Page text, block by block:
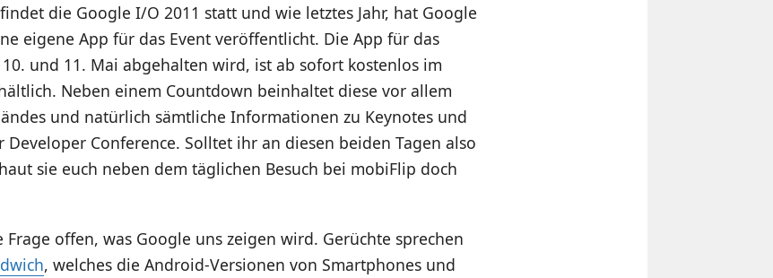
die Google I/O 2011 statt und wie letztes Jahr, hat Google
eigene App für das Event veröffentlicht. Die App für das
10. und 11. Mai abgehalten wird, ist ab sofort kostenlos im
Neben einem Countdown beinhaltet diese vor allem
und natürlich sämtliche Informationen zu Keynotes und
Developer Conference. Solltet ihr an diesen beiden Tagen also
sie euch neben dem täglichen Besuch bei mobiFlip doch
offen, was Google uns zeigen wird. Gerüchte sprechen
, welches die Android-Versionen von Smartphones und